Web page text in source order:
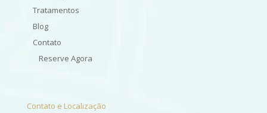
Tratamentos
Blog
Contato
Reserve Agora
Contato e Localização